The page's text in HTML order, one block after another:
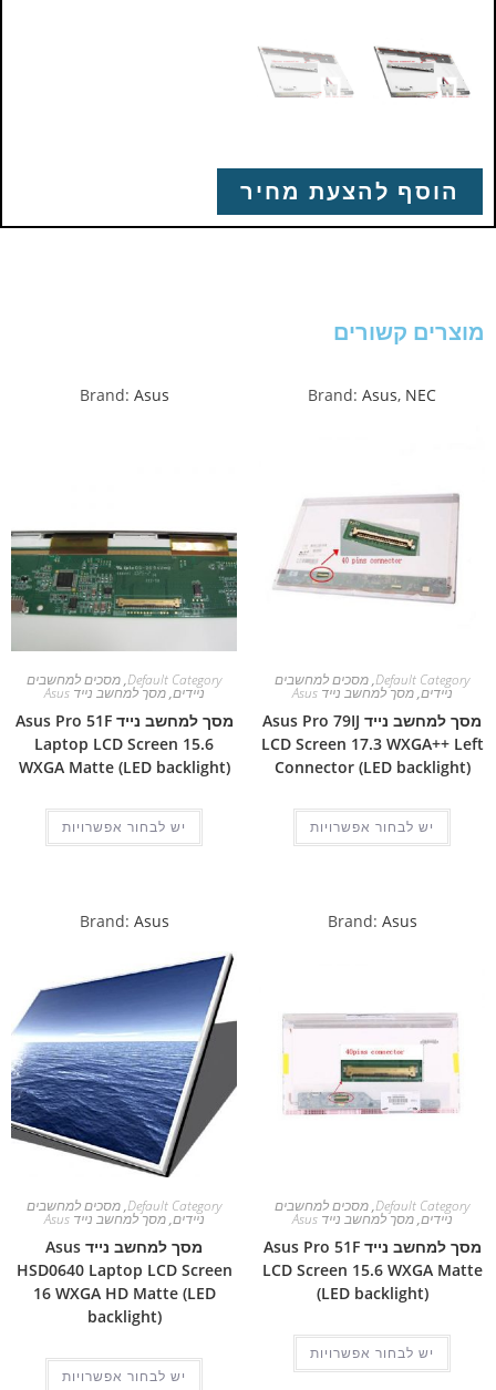
הוסף להצעת מחיר
מוצרים קשורים
Brand: Asus, NEC
Default Category
,מסכים למחשבים
ניידים,מסך למחשב נייד Asus
מסך למחשב נייד Asus Pro 79IJ
LCD Screen 17.3 WXGA++ Left
Connector (LED backlight)
יש לבחור אפשרויות
Brand: Asus
Default Category
,מסכים למחשבים
ניידים,מסך למחשב נייד Asus
מסך למחשב נייד Asus Pro 51F
Laptop LCD Screen 15.6
WXGA Matte (LED backlight)
יש לבחור אפשרויות
Brand: Asus
Default Category
,מסכים למחשבים
ניידים,מסך למחשב נייד Asus
מסך למחשב נייד Asus Pro 51F
LCD Screen 15.6 WXGA Matte
(LED backlight)
יש לבחור אפשרויות
Brand: Asus
Default Category
,מסכים למחשבים
ניידים,מסך למחשב נייד Asus
מסך למחשב נייד Asus
HSD0640 Laptop LCD Screen
16 WXGA HD Matte (LED
backlight)
יש לבחור אפשרויות